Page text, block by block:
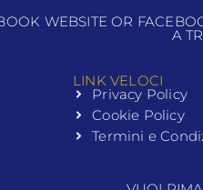
WEBSITE OR
A
LINK VELOCI
Privacy Policy
Cookie Policy
Termini e